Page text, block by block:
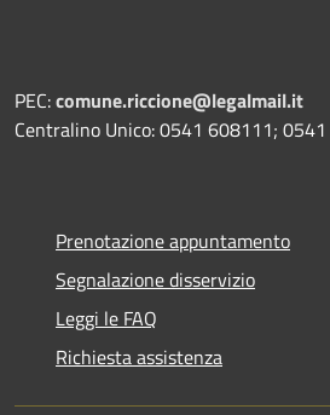
PEC:comune.riccione@legalmail.it
Centralino Unico: 0541 608111;
Prenotazione appuntamento
Segnalazione disservizio
Leggi le FAQ
Richiesta assistenza